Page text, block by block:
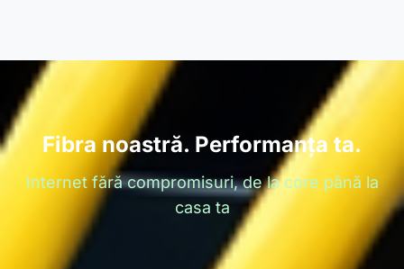
Fibra noastră. Performanța ta.
Internet fără compromisuri, de la core până la
casa ta